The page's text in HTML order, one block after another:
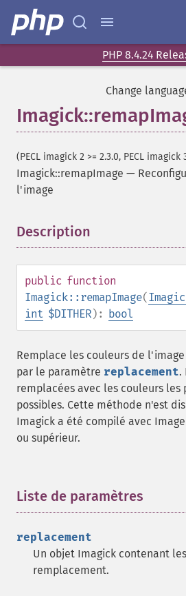
PHP 8.4.24
Change
(PECL imagick 2 >= 2.3.0, PECL imagick
Imagick::remapImage —
l'image
Description
public function
Imagick::remapImage(
int $DITHER): bool
Remplace les couleurs de
par le paramètre replacement.
remplacées avec les couleurs les
possibles. Cette méthode n'est
Imagick a été compilé avec
ou supérieur.
Liste de paramètres
replacement
Un objet Imagick contenant
remplacement.
equalizeImage
evaluateImage
exportImagePixels
extentImage
flopImage
forwardFourierTransformImage
frameImage
functionImage
fxImage
gammaImage
getColorspace
getCompression
getCompressionQuality
getCopyright
getFilename
getFont
getFormat
getGravity
getHomeURL
getImage
getImageAlphaChannel
getImageArtifact
getImageBackgroundColor
getImageBlob
getImageChannelDepth
getImageChannelDistortion
getImageChannelDistortions
getImageChannelKurtosis
getImageChannelMean
getImageChannelRange